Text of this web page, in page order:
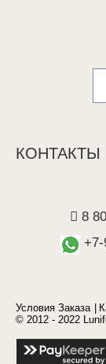
КОНТАКТЫ
8
+7-
Условия Заказа
© 2012 - 2022